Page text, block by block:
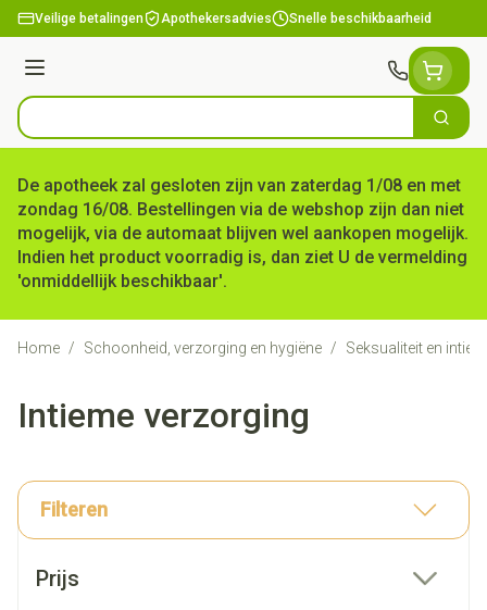
Ga naar de inhoud
Veilige betalingen Apothekersadvies Snelle beschikbaarheid
Menu
Product, merk, categorie... Zoek
De apotheek zal gesloten zijn van zaterdag 1/08 en met
zondag 16/08. Bestellingen via de webshop zijn dan niet
mogelijk, via de automaat blijven wel aankopen mogelijk.
Indien het product voorradig is, dan ziet U de vermelding
'onmiddellijk beschikbaar'.
Home / Schoonheid, verzorging en hygiëne / Seksualiteit en
Intieme verzorging
Filteren
Prijs